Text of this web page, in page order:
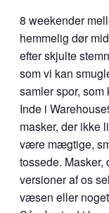
8 weekender
hemmelig dør
efter skjulte
som vi kan
samler spor, som
Inde i
masker, der ikke
være mægtige,
tossede.
versioner af os
væsen eller